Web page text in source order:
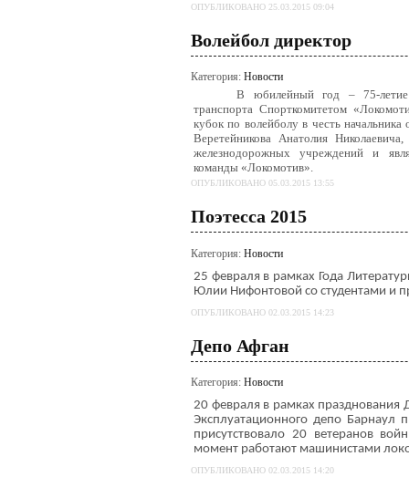
ОПУБЛИКОВАНО 25.03.2015 09:04
Волейбол директор
Категория: Новости
В юбилейный год – 75-летие
транспорта Спорткомитетом
кубок по волейболу в честь начальника
Веретейникова Анатолия
железнодорожных учреждений и
команды «Локомотив».
ОПУБЛИКОВАНО 05.03.2015 13:55
Поэтесса 2015
Категория: Новости
25 февраля в рамках Года
Юлии Нифонтовой со студентами и
ОПУБЛИКОВАНО 02.03.2015 14:23
Депо Афган
Категория: Новости
20 февраля в рамках празднования
Эксплуатационного депо Барнаул
присутствовало 20 ветеранов
момент работают машинистами
ОПУБЛИКОВАНО 02.03.2015 14:20